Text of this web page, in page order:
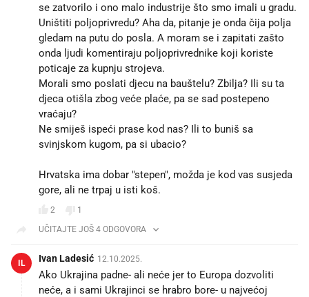
se zatvorilo i ono malo industrije što smo imali u gradu.
Uništiti poljoprivredu? Aha da, pitanje je onda čija polja
gledam na putu do posla. A moram se i zapitati zašto
onda ljudi komentiraju poljoprivrednike koji koriste
poticaje za kupnju strojeva.
Morali smo poslati djecu na bauštelu? Zbilja? Ili su ta
djeca otišla zbog veće plaće, pa se sad postepeno
vraćaju?
Ne smiješ ispeći prase kod nas? Ili to buniš sa
svinjskom kugom, pa si ubacio?
Hrvatska ima dobar "stepen", možda je kod vas susjeda
gore, ali ne trpaj u isti koš.
2
1
UČITAJTE JOŠ 4 ODGOVORA
IL Ivan Ladesić 12.10.2025.
Ako Ukrajina padne- ali neće jer to Europa dozvoliti
neće, a i sami Ukrajinci se hrabro bore- u najvećoj